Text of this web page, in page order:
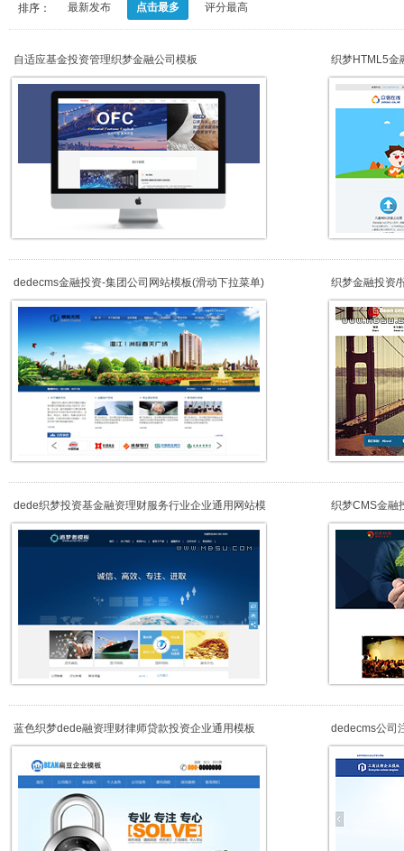
排序： 最新发布 点击最多 评分最高
自适应基金投资管理织梦金融公司模板 织梦HTML5金
dedecms金融投资-集团公司网站模板(滑动下拉菜单)
织梦金融投资/
站模板
dede织梦投资基金融资理财服务行业企业通用网站模
板
织梦CMS金融
蓝色织梦dede融资理财律师贷款投资企业通用模板 dedecms公司